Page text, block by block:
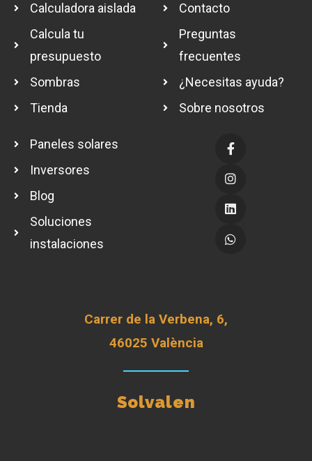
Calculadora aislada
Calcula tu
presupuesto
Sombras
Tienda
Paneles solares
Inversores
Blog
Soluciones
instalaciones
Contacto
Preguntas
frecuentes
¿Necesitas ayuda?
Sobre nosotros
Carrer de la Verbena, 6,
46025 València
Solvalen